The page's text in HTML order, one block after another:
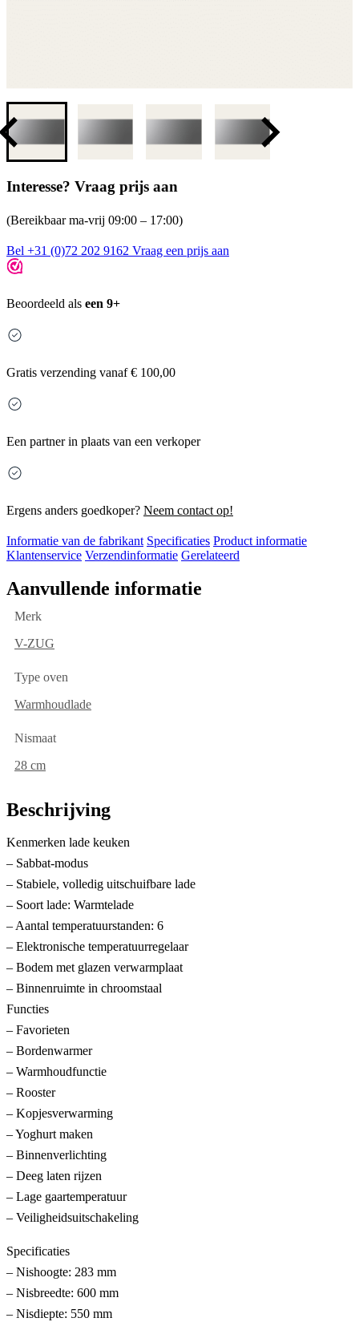
Interesse? Vraag prijs aan
(Bereikbaar ma-vrij 09:00 – 17:00)
Bel +31 (0)72 202 9162 Vraag een prijs aan
Beoordeeld als een 9+
Gratis verzending vanaf € 100,00
Een partner in plaats van een verkoper
Ergens anders goedkoper? Neem contact op!
Informatie van de fabrikant Specificaties Product informatie
Klantenservice Verzendinformatie Gerelateerd
Aanvullende informatie
Merk
V-ZUG
Type oven
Warmhoudlade
Nismaat
28 cm
Beschrijving
Kenmerken lade keuken
– Sabbat-modus
– Stabiele, volledig uitschuifbare lade
– Soort lade: Warmtelade
– Aantal temperatuurstanden: 6
– Elektronische temperatuurregelaar
– Bodem met glazen verwarmplaat
– Binnenruimte in chroomstaal
Functies
– Favorieten
– Bordenwarmer
– Warmhoudfunctie
– Rooster
– Kopjesverwarming
– Yoghurt maken
– Binnenverlichting
– Deeg laten rijzen
– Lage gaartemperatuur
– Veiligheidsuitschakeling
Specificaties
– Nishoogte: 283 mm
– Nisbreedte: 600 mm
– Nisdiepte: 550 mm